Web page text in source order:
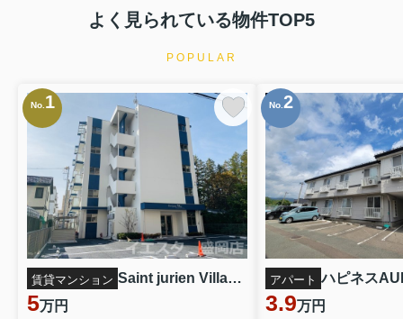
よく見られている物件TOP5
POPULAR
No.1
賃貸マンション Saint jurien Village（サンジュリアン・ヴィラージュ） 101
5万円
No.2
アパート ハピネス
3.9万円